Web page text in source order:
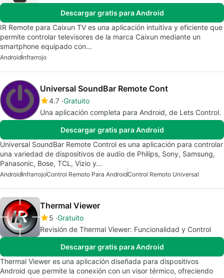
Descargar gratis para Android
IR Remote para Caixun TV es una aplicación intuitiva y eficiente que
permite controlar televisores de la marca Caixun mediante un
smartphone equipado con…
AndroidInfrarrojo
Universal SoundBar Remote Cont
4.7 Gratuito
Una aplicación completa para Android, de Lets Control.
Descargar gratis para Android
Universal SoundBar Remote Control es una aplicación para controlar
una variedad de dispositivos de audio de Philips, Sony, Samsung,
Panasonic, Bose, TCL, Vizio y…
AndroidInfrarrojoControl Remoto Para AndroidControl Remoto Universal
Thermal Viewer
5 Gratuito
Revisión de Thermal Viewer: Funcionalidad y Control
Descargar gratis para Android
Thermal Viewer es una aplicación diseñada para dispositivos
Android que permite la conexión con un visor térmico, ofreciendo